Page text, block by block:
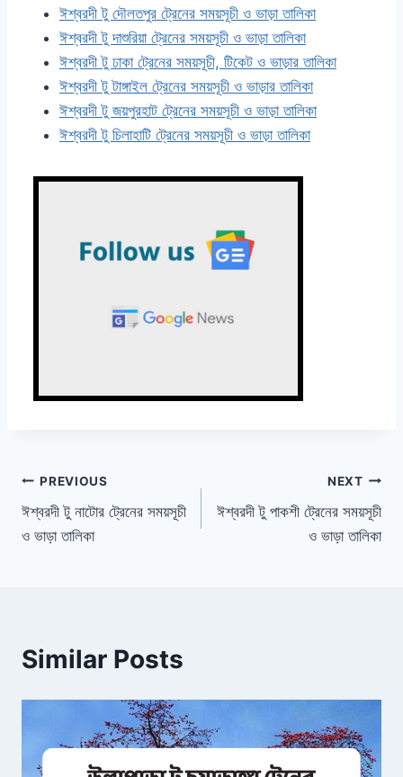
ঈশ্বরদী টু দৌলতপুর ট্রেনের সময়সূচী ও ভাড়া তালিকা
ঈশ্বরদী টু দাশুরিয়া ট্রেনের সময়সূচী ও ভাড়া তালিকা
ঈশ্বরদী টু ঢাকা ট্রেনের সময়সূচী, টিকেট ও ভাড়ার তালিকা
ঈশ্বরদী টু টাঙ্গাইল ট্রেনের সময়সূচী ও ভাড়ার তালিকা
ঈশ্বরদী টু জয়পুরহাট ট্রেনের সময়সূচী ও ভাড়া তালিকা
ঈশ্বরদী টু চিলাহাটি ট্রেনের সময়সূচী ও ভাড়া তালিকা
Post
navigation
PREVIOUS
ঈশ্বরদী টু নাটোর ট্রেনের সময়সূচী
ও ভাড়া তালিকা
NEXT
ঈশ্বরদী টু পাকশী ট্রেনের সময়সূচী
ও ভাড়া তালিকা
Similar Posts